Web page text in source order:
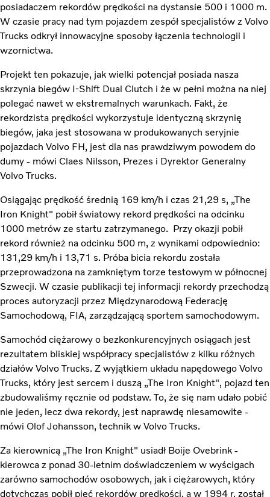
posiadaczem rekordów prędkości na dystansie 500 i 1000 m.
W czasie pracy nad tym pojazdem zespół specjalistów z Volvo
Trucks odkrył innowacyjne sposoby łączenia technologii i
wzornictwa.
Projekt ten pokazuje, jak wielki potencjał posiada nasza
skrzynia biegów I-Shift Dual Clutch i że w pełni można na niej
polegać nawet w ekstremalnych warunkach. Fakt, że
rekordzista prędkości wykorzystuje identyczną skrzynię
biegów, jaka jest stosowana w produkowanych seryjnie
pojazdach Volvo FH, jest dla nas prawdziwym powodem do
dumy - mówi Claes Nilsson, Prezes i Dyrektor Generalny
Volvo Trucks.
Osiągając prędkość średnią 169 km/h i czas 21,29 s, „The
Iron Knight" pobił światowy rekord prędkości na odcinku
1000 metrów ze startu zatrzymanego. Przy okazji pobił
rekord również na odcinku 500 m, z wynikami odpowiednio:
131,29 km/h i 13,71 s. Próba bicia rekordu została
przeprowadzona na zamkniętym torze testowym w północnej
Szwecji. W czasie publikacji tej informacji rekordy przechodzą
proces autoryzacji przez Międzynarodową Federację
Samochodową, FIA, zarządzającą sportem samochodowym.
Samochód ciężarowy o bezkonkurencyjnych osiągach jest
rezultatem bliskiej współpracy specjalistów z kilku różnych
działów Volvo Trucks. Z wyjątkiem układu napędowego Volvo
Trucks, który jest sercem i duszą „The Iron Knight", pojazd ten
zbudowaliśmy ręcznie od podstaw. To, że się nam udało pobić
nie jeden, lecz dwa rekordy, jest naprawdę niesamowite -
mówi Olof Johansson, technik w Volvo Trucks.
Za kierownicą „The Iron Knight" usiadł Boije Ovebrink -
kierowca z ponad 30-letnim doświadczeniem w wyścigach
zarówno samochodów osobowych, jak i ciężarowych, który
dotychczas pobił pięć rekordów prędkości, a w 1994 r. został